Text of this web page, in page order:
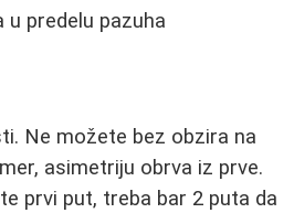
u predelu pazuha
Ne možete bez obzira na
asimetriju obrva iz prve.
prvi put, treba bar 2 puta da